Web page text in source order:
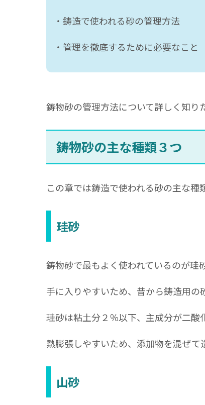
・鋳造で使われる砂の管理方法
・管理を徹底するために必要なこと
鋳物砂の管理方法について詳しく知り
鋳物砂の主な種類３つ
この章では鋳造で使われる砂の主な種
珪砂
鋳物砂で最もよく使われているのが珪
手に入りやすいため、昔から鋳造用の
珪砂は粘土分２％以下、主成分が二酸
熱膨張しやすいため、添加物を混ぜて
山砂